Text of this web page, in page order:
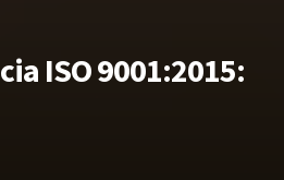
ISO 9001:2015: